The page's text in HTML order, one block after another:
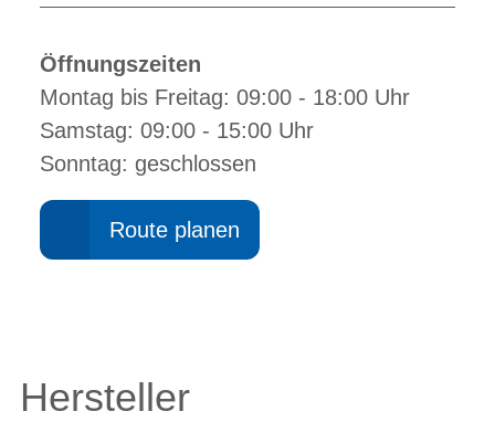
Öffnungszeiten
Montag bis Freitag: 09:00 - 18:00 Uhr
Samstag: 09:00 - 15:00 Uhr
Sonntag: geschlossen
Route planen
Hersteller